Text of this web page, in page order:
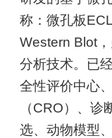
称：微孔板
Western Blot
分析技术。已
全性评价中心
（CRO）、
选、动物模型